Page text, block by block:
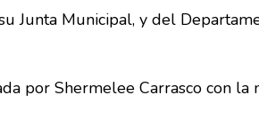
Junta Municipal, y del
por Shermelee Carrasco con la